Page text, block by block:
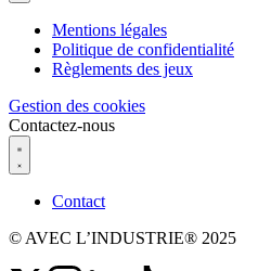
Mentions légales
Politique de confidentialité
Règlements des jeux
Gestion des cookies
Contactez-nous
Contact
© AVEC L’INDUSTRIE® 2025